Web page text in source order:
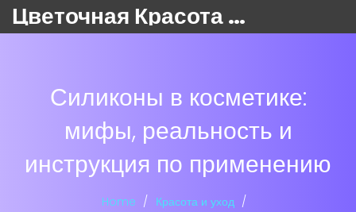
Цветочная Красота 24
Силиконы в косметике:
мифы, реальность и
инструкция по применению
Home
Красота и уход